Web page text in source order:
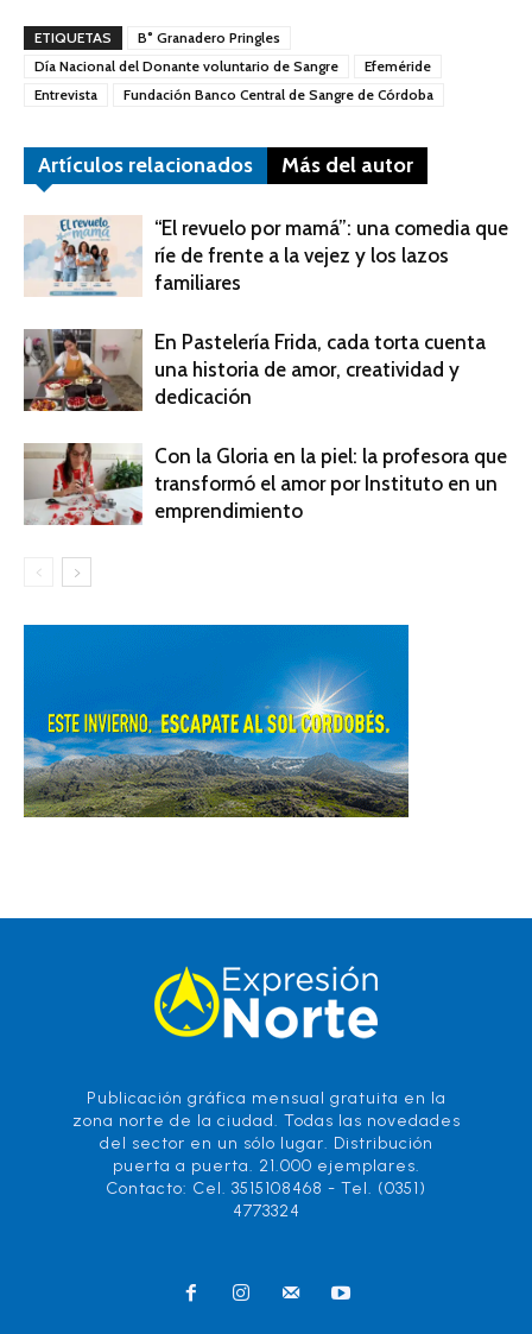
ETIQUETAS
B° Granadero Pringles
Día Nacional del Donante voluntario de Sangre
Efeméride
Entrevista
Fundación Banco Central de Sangre de Córdoba
Artículos relacionados Más del autor
“El revuelo por mamá”: una comedia que
ríe de frente a la vejez y los lazos
familiares
En Pastelería Frida, cada torta cuenta
una historia de amor, creatividad y
dedicación
Con la Gloria en la piel: la profesora que
transformó el amor por Instituto en un
emprendimiento
Publicación gráfica mensual gratuita en la
zona norte de la ciudad. Todas las novedades
del sector en un sólo lugar. Distribución
puerta a puerta. 21.000 ejemplares.
Contacto: Cel. 3515108468 - Tel. (0351)
4773324